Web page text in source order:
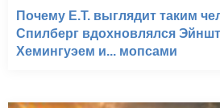
Почему E.T. выглядит таким
Спилберг вдохновлялся
Хемингуэем и... мопсами